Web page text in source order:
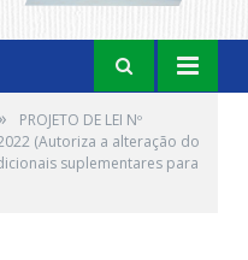
PROJETO DE LEI Nº
(Autoriza a alteração do
suplementares para